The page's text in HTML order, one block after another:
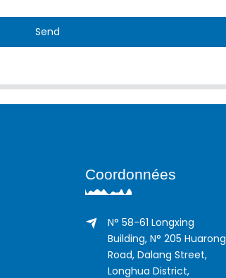
Send
Coordonnées
N° 58-61 Longxing
Building, N° 205 Huarong
Road, Dalang Street,
Longhua District,